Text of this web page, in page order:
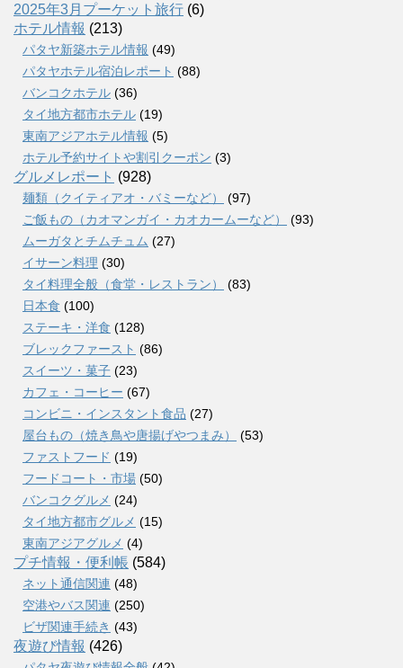
2025年3月プーケット旅行 (6)
ホテル情報 (213)
パタヤ新築ホテル情報 (49)
パタヤホテル宿泊レポート (88)
バンコクホテル (36)
タイ地方都市ホテル (19)
東南アジアホテル情報 (5)
ホテル予約サイトや割引クーポン (3)
グルメレポート (928)
麺類（クイティアオ・バミーなど）
(97)
ご飯もの（カオマンガイ・カオカームーなど）
(93)
ムーガタとチムチュム (27)
イサーン料理 (30)
タイ料理全般（食堂・レストラン）
(83)
日本食 (100)
ステーキ・洋食 (128)
ブレックファースト (86)
スイーツ・菓子 (23)
カフェ・コーヒー (67)
コンビニ・インスタント食品 (27)
屋台もの（焼き鳥や唐揚げやつまみ）
(53)
ファストフード (19)
フードコート・市場 (50)
バンコクグルメ (24)
タイ地方都市グルメ (15)
東南アジアグルメ (4)
プチ情報・便利帳 (584)
ネット通信関連 (48)
空港やバス関連 (250)
ビザ関連手続き (43)
夜遊び情報 (426)